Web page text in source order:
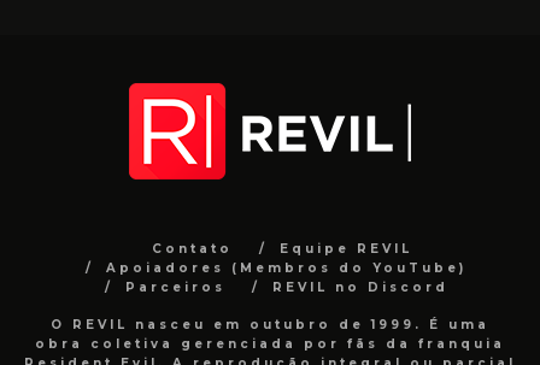
Contato
Equipe REVIL
Apoiadores (Membros do YouTube)
Parceiros
REVIL no Discord
O REVIL nasceu em outubro de 1999. É uma
obra coletiva gerenciada por fãs da franquia